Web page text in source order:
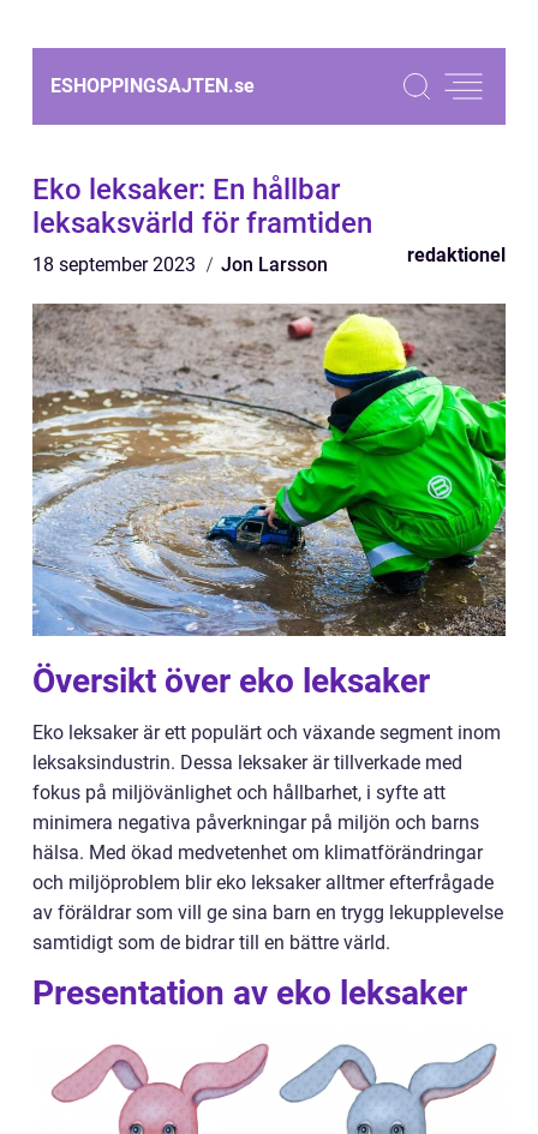
ESHOPPINGSAJTEN.se
Eko leksaker: En hållbar
leksaksvärld för framtiden
18 september 2023 Jon Larsson redaktionel
Översikt över eko leksaker
Eko leksaker är ett populärt och växande segment inom
leksaksindustrin. Dessa leksaker är tillverkade med
fokus på miljövänlighet och hållbarhet, i syfte att
minimera negativa påverkningar på miljön och barns
hälsa. Med ökad medvetenhet om klimatförändringar
och miljöproblem blir eko leksaker alltmer efterfrågade
av föräldrar som vill ge sina barn en trygg lekupplevelse
samtidigt som de bidrar till en bättre värld.
Presentation av eko leksaker